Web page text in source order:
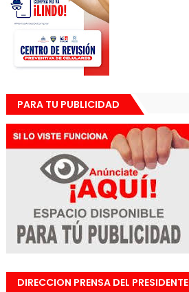
PARA TU PUBLICIDAD
DIRECCION PRENSA DEL PRESIDENTE